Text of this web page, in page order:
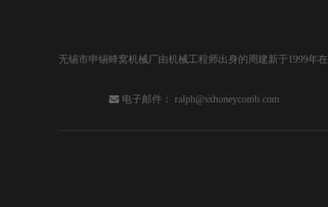
无锡市申锡蜂窝机械厂由机械工程师出身的周建新于1999年
电子邮件： ralph@sxhoneycomb.com